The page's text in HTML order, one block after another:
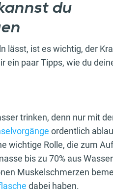
du
lässt, ist es wichtig, der
ein paar Tipps, wie du
trinken, denn nur mit
ordentlich
wichtige Rolle, die zum
bis zu 70% aus
Muskelschmerzen
dabei haben.